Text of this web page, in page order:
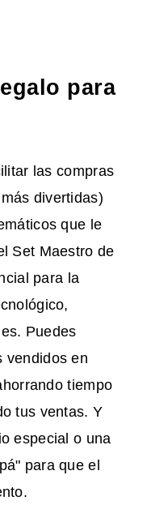
para
las compras
divertidas)
que le
Set Maestro de
para la
Puedes
vendidos en
tiempo
tus ventas. Y
especial o una
para que el